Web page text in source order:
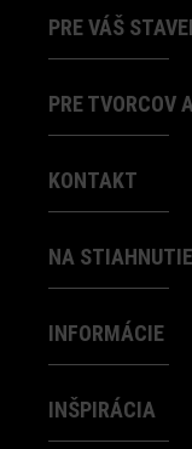
PRE VÁŠ
PRE TVORCOV
KONTAKT
NA STIAHNUTIE
INFORMÁCIE
INŠPIRÁCIA